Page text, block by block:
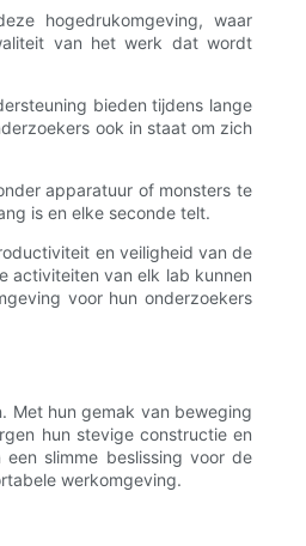
hogedrukomgeving, waar
van het werk dat wordt
bieden tijdens lange
ook in staat om zich
apparatuur of monsters te
is en elke seconde telt.
en veiligheid van de
activiteiten van elk lab kunnen
voor hun onderzoekers
Met hun gemak van beweging
hun stevige constructie en
slimme beslissing voor de
werkomgeving.